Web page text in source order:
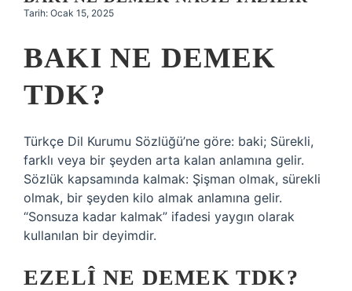
Hakkımızda
Tarih: Ocak 15, 2025
BAKI NE DEMEK
TDK?
Türkçe Dil Kurumu Sözlüğü’ne göre: baki; Sürekli,
farklı veya bir şeyden arta kalan anlamına gelir.
Sözlük kapsamında kalmak: Şişman olmak, sürekli
olmak, bir şeyden kilo almak anlamına gelir.
“Sonsuza kadar kalmak” ifadesi yaygın olarak
kullanılan bir deyimdir.
EZELÎ NE DEMEK TDK?